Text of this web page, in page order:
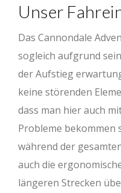
Unser
Das Cannondale
sogleich aufgrund
der Aufstieg
keine störenden
dass man hier auch
Probleme bekommen
während der
auch die
längeren Strecken